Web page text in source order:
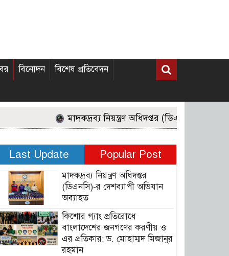
বিনোদন
বিশেষ প্রতিবেদন
মাদকদ্রব্য নিয়ন্ত্রণ অধিদপ্তর (ডিএনসি)-র দেশব্যাপী
Last Update Popular Post
মাদকদ্রব্য নিয়ন্ত্রণ অধিদপ্তর
(ডিএনসি)-র দেশব্যাপী অভিযান
অব্যাহত
কিশোর গ্যাং প্রতিরোধে
বাংলাদেশের জনগণের করণীয় ও
এর প্রতিকার: ড. মোহাম্মদ মিজানুর
রহমান